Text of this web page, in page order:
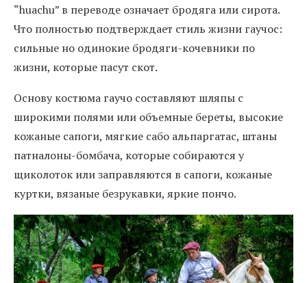
“huachu” в переводе означает бродяга или сирота.
Что полностью подтверждает стиль жизни гаучос:
сильные но одинокие бродяги-кочевники по
жизни, которые пасут скот.
Основу костюма гаучо составляют шляпы с
широкими полями или объемные береты, высокие
кожаные сапоги, мягкие сабо альпаргатас, штаны
патналоны-бомбача, которые собираются у
щиколоток или заправляются в сапоги, кожаные
куртки, вязаные безрукавки, яркие пончо.